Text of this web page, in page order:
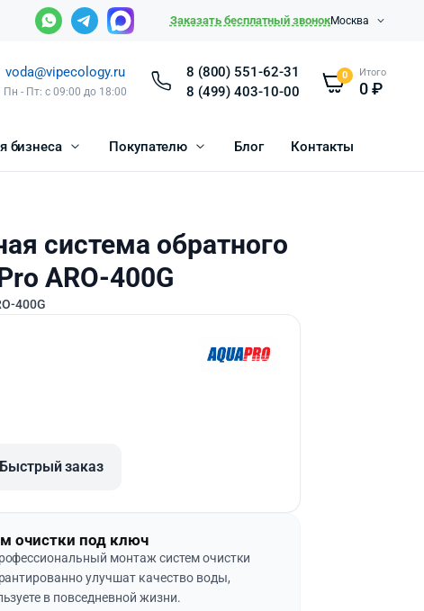
Заказать бесплатный звонокМосква
voda@vipecology.ru
Пн - Пт: с 09:00 до 18:00
8 (800) 551-62-31
8 (499) 403-10-00
0 Итого
0₽
бизнеса Покупателю Блог Контакты
система обратного
ARO-400G
400G
Быстрый заказ
очистки под ключ
монтаж систем очистки
улучшат качество воды,
в повседневной жизни.